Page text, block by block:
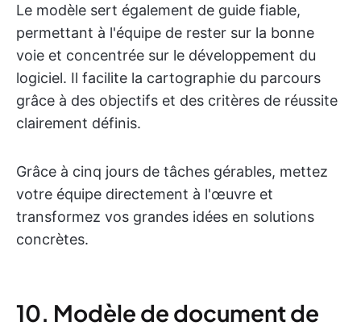
Le modèle sert également de guide fiable,
permettant à l'équipe de rester sur la bonne
voie et concentrée sur le développement du
logiciel. Il facilite la cartographie du parcours
grâce à des objectifs et des critères de réussite
clairement définis.
Grâce à cinq jours de tâches gérables, mettez
votre équipe directement à l'œuvre et
transformez vos grandes idées en solutions
concrètes.
10. Modèle de document de